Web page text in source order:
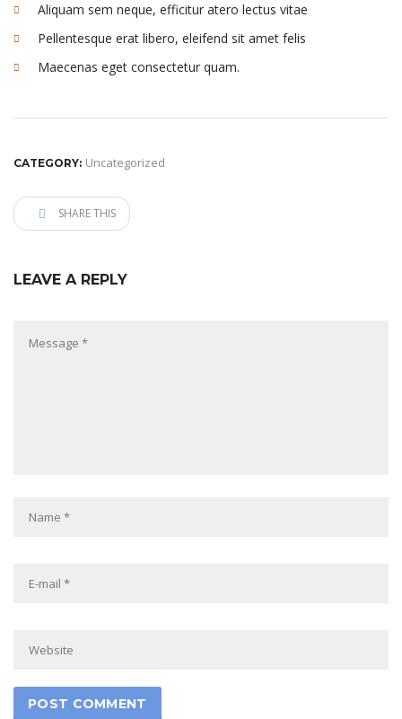
Aliquam sem neque, efficitur atero lectus vitae
Pellentesque erat libero, eleifend sit amet felis
Maecenas eget consectetur quam.
CATEGORY: Uncategorized
SHARE THIS
LEAVE A REPLY